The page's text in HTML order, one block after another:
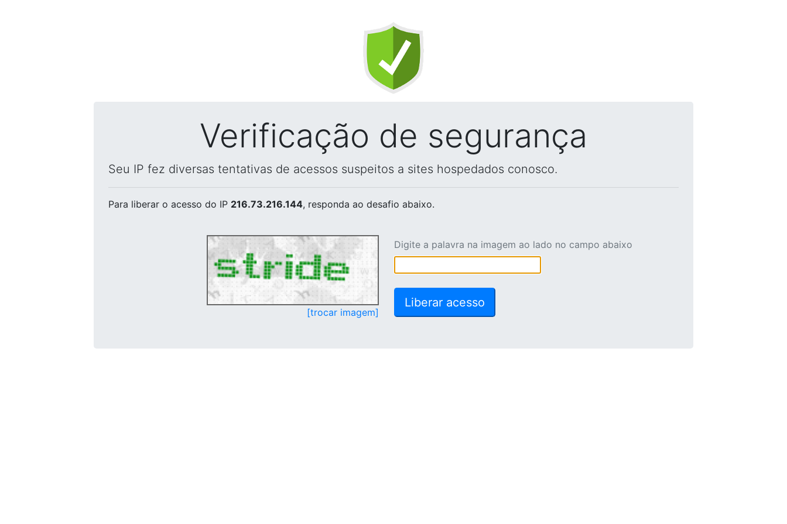
Verificação de segurança
Seu IP fez diversas tentativas de acessos suspeitos a sites hospedados conosco.
Para liberar o acesso do IP 216.73.216.144, responda ao desafio abaixo.
[trocar imagem]
Digite a palavra na imagem ao lado no campo abaixo